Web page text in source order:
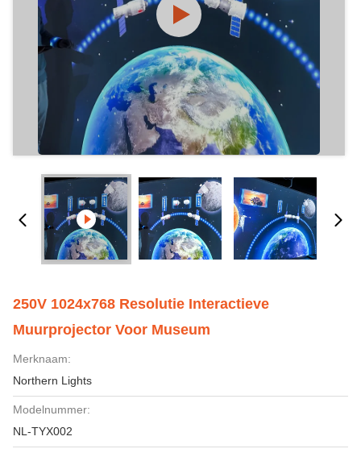
250V 1024x768 Resolutie Interactieve
Muurprojector Voor Museum
Merknaam:
Northern Lights
Modelnummer:
NL-TYX002